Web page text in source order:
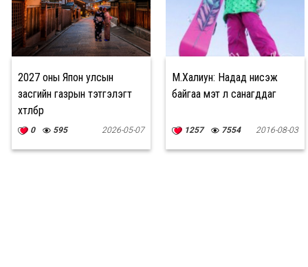
2027 оны Япон улсын
засгийн газрын тэтгэлэгт
хөтөлбөр
0 595 2026-05-07
М.Халиун: Надад нисэж
байгаа мэт л санагддаг
1257 7554 2016-08-03